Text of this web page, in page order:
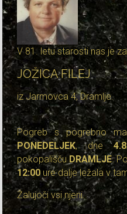
V 81. letu starosti nas je
JOŽICA FILEJ
iz Jarmovca 4, Dramlje.
Pogreb s pogrebno
PONEDELJEK, dne
pokopališčuDRAMLJE.
12:00ure dalje ležala v
Žalujoči vsi njeni.